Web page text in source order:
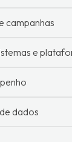
campanhas
e
dados